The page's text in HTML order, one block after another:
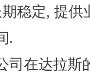
稳定, 提供
.
司在达拉斯